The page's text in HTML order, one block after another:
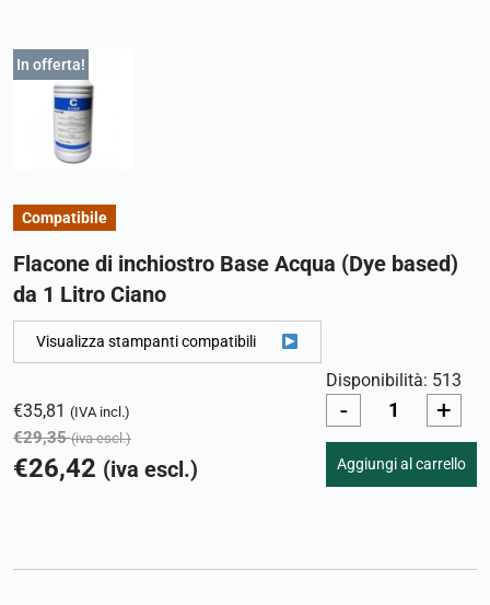
In offerta!
Compatibile
Flacone di inchiostro Base Acqua (Dye based)
da 1 Litro Ciano
Visualizza stampanti compatibili
€35,81 (IVA incl.)
€29,35 (iva escl.)
€26,42 (iva escl.)
Disponibilità: 513
- +
Aggiungi al carrello